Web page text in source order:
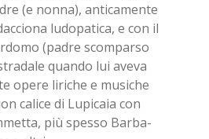
(e non­na), an­ti­ca­men­te
lu­do­pa­ti­ca, e con il
(pa­dre scom­par­so
quan­do lui ave­va
ope­re li­ri­che e mu­si­che
ca­li­ce di Lu­pi­ca­ia con
più spes­so Bar­ba­